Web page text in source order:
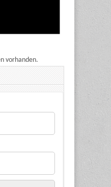
vorhanden.